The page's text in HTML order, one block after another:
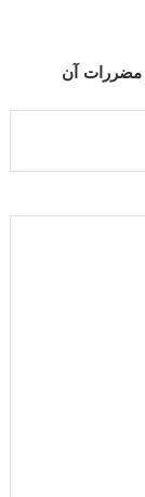
مضررات آن